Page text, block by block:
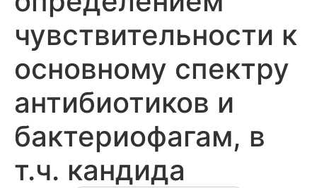
чувствительности к
основному спектру
антибиотиков и
бактериофагам, в
т.ч. кандида